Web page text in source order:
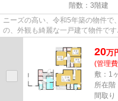
階数：3階建
ニーズの高い、令和5年築の物件で
の、外観も綺麗な一戸建て物件で
20万
(管理
敷：1
所在階
間取り